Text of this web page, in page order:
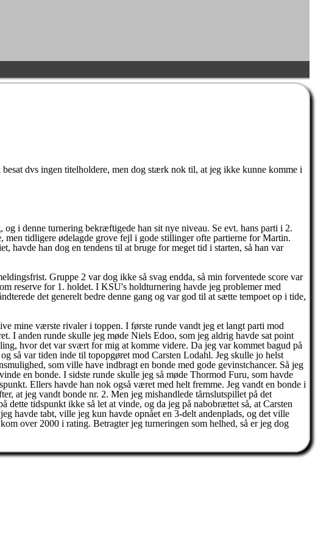
dvs ingen titelholdere, men dog stærk nok til, at jeg ikke kunne komme i
i denne turnering bekræftigede han sit nye niveau. Se evt. hans parti i 2.
tidligere ødelagde grove fejl i gode stillinger ofte partierne for Martin.
havde han dog en tendens til at bruge for meget tid i starten, så han var
Gruppe 2 var dog ikke så svag endda, så min forventede score var
reserve for 1. holdet. I KSU's holdturnering havde jeg problemer med
det generelt bedre denne gang og var god til at sætte tempoet op i tide,
mine værste rivaler i toppen. I første runde vandt jeg et langt parti mod
I anden runde skulle jeg møde Niels Edoo, som jeg aldrig havde sat point
hvor det var svært for mig at komme videre. Da jeg var kommet bagud på
så var tiden inde til topopgøret mod Carsten Lodahl. Jeg skulle jo helst
som ville have indbragt en bonde med gode gevinstchancer. Så jeg
en bonde. I sidste runde skulle jeg så møde Thormod Furu, som havde
Ellers havde han nok også været med helt fremme. Jeg vandt en bonde i
at jeg vandt bonde nr. 2. Men jeg mishandlede tårnslutspillet på det
dette tidspunkt ikke så let at vinde, og da jeg på nabobrættet så, at Carsten
havde tabt, ville jeg kun havde opnået en 3-delt andenplads, og det ville
over 2000 i rating. Betragter jeg turneringen som helhed, så er jeg dog